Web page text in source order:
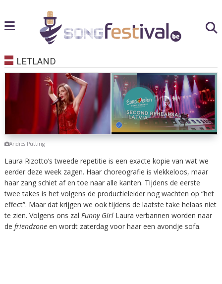
LETLAND
Andres Putting
Laura Rizotto’s tweede repetitie is een exacte kopie van wat we
eerder deze week zagen. Haar choreografie is vlekkeloos, maar
haar zang schiet af en toe naar alle kanten. Tijdens de eerste
twee takes is het volgens de productieleider nog wachten op “het
effect”. Maar dat krijgen we ook tijdens de laatste take helaas niet
te zien. Volgens ons zal Funny GirlLaura verbannen worden naar
de friendzoneen wordt zaterdag voor haar een avondje sofa.